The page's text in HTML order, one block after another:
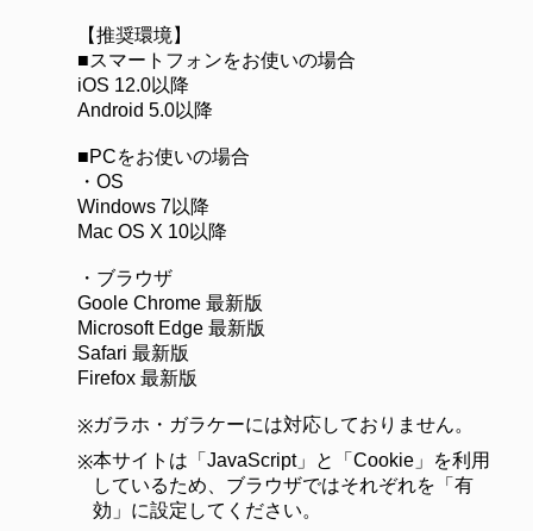
【推奨環境】
■スマートフォンをお使いの場合
iOS 12.0以降
Android 5.0以降
■PCをお使いの場合
・OS
Windows 7以降
Mac OS X 10以降
・ブラウザ
Goole Chrome 最新版
Microsoft Edge 最新版
Safari 最新版
Firefox 最新版
※ガラホ・ガラケーには対応しておりません。
※本サイトは「JavaScript」と「Cookie」を利用
しているため、ブラウザではそれぞれを「有
効」に設定してください。